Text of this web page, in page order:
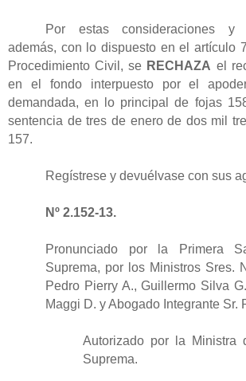
Por estas consideraciones y
además, con lo dispuesto en el artículo
Procedimiento Civil, se RECHAZA el
en el fondo interpuesto por el
demandada, en lo principal de fojas
sentencia de tres de enero de dos mil
157.
Regístrese y devuélvase con sus
Nº 2.152-13.
Pronunciado por la Primera
Suprema, por los Ministros Sres.
Pedro Pierry A., Guillermo Silva
Maggi D. y Abogado Integrante Sr.
Autorizado por la
Suprema.